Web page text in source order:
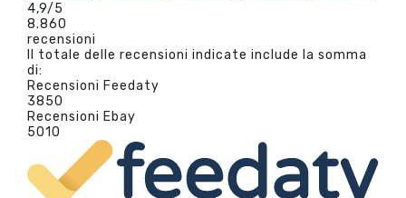
4,9/5
8.860
recensioni
Il totale delle recensioni indicate include la somma
di:
Recensioni Feedaty
3850
Recensioni Ebay
5010